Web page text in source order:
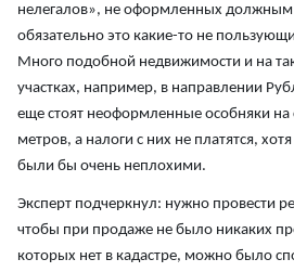
нелегалов», не оформленных
обязательно это какие-то не
Много подобной недвижимости и на
участках, например, в направлении
еще стоят неоформленные особняки на
метров, а налоги с них не платятся,
были бы очень неплохими.
Эксперт подчеркнул: нужно провести
чтобы при продаже не было никаких
которых нет в кадастре, можно было